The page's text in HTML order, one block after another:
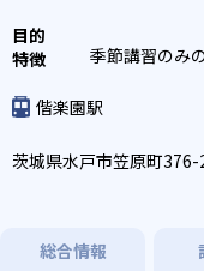
季節講習のみ
偕楽園駅
茨城県水戸市笠原町
総合情報